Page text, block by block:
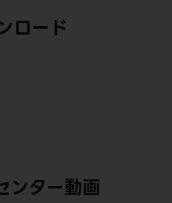
ロード
ンター動画